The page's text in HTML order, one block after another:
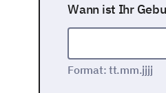
Wann ist Ihr
Datumsformat:
Format: tt.mm.jjjj